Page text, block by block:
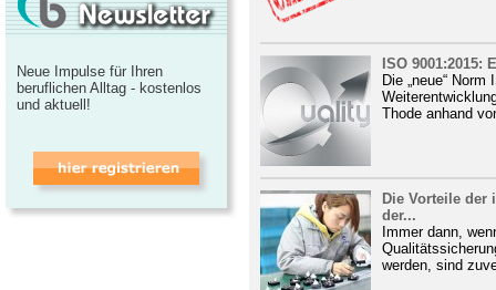
ISO 9001:2015:
Die „neue“
Thode anhand
Die Vorteile
der...
Immer dann,
werden, sind
Neue Impulse für Ihren
beruflichen Alltag - kostenlos
und aktuell!